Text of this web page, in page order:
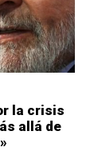
la crisis
allá de